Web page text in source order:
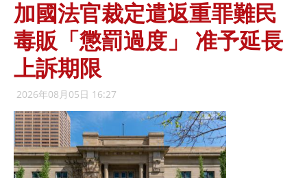
加國法官裁定遣返重罪難民
毒販「懲罰過度」 准予延長
上訴期限
2026年08月05日 16:27